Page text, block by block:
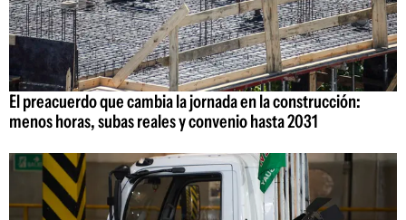
El preacuerdo que cambia la jornada en la construcción:
menos horas, subas reales y convenio hasta 2031